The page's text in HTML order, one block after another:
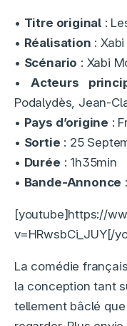
• Titre original :
• Réalisation :
• Scénario : Xabi
• Acteurs
Podalydès, Jean-
• Pays d’origine :
• Sortie : 25
• Durée : 1h35min
• Bande-Annonce :
[youtube]https://
v=HRwsbCi_JUY[/
La comédie
la conception tant
tellement bâclé